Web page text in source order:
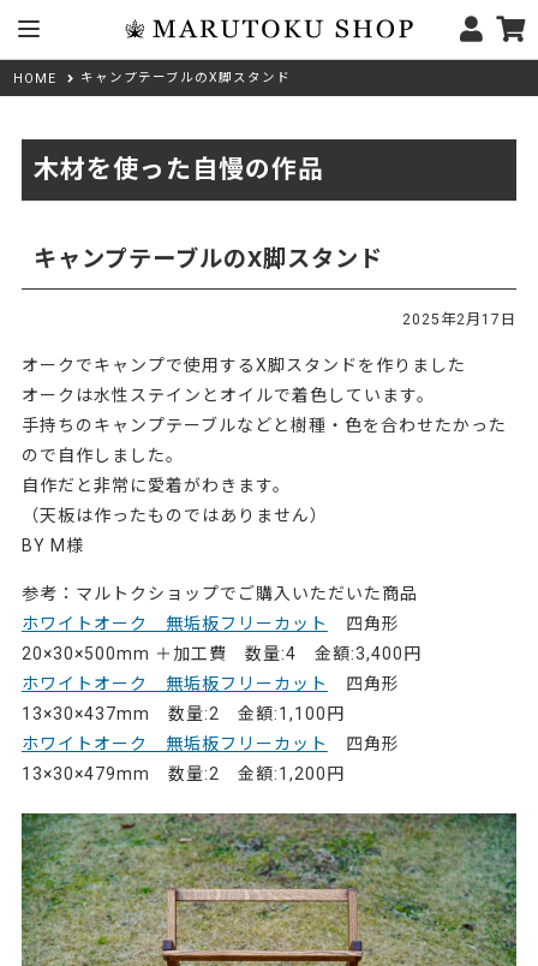
HOME キャンプテーブルのX脚スタンド
木材を使った自慢の作品
キャンプテーブルのX脚スタンド
2025年2月17日
オークでキャンプで使用するX脚スタンドを作りました
オークは水性ステインとオイルで着色しています。
手持ちのキャンプテーブルなどと樹種・色を合わせたかった
ので自作しました。
自作だと非常に愛着がわきます。
（天板は作ったものではありません）
BY M様
参考：マルトクショップでご購入いただいた商品
ホワイトオーク 無垢板フリーカット
四角形
20×30×500mm ＋加工費 数量:4 金額:3,400円
ホワイトオーク 無垢板フリーカット
四角形
13×30×437mm 数量:2 金額:1,100円
ホワイトオーク 無垢板フリーカット
四角形
13×30×479mm 数量:2 金額:1,200円